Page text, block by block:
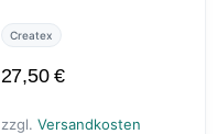
Createx
27,50€
zzgl. Versandkosten